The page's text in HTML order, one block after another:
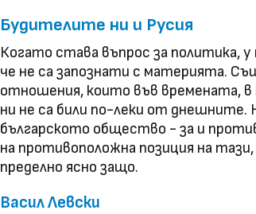
Будителите ни и Русия
Когато става въпрос за политика,
че не са запознати с материята.
отношения, които във времената,
ни не са били по-леки от днешните.
българското общество - за и
на противоположна позиция на
пределно ясно защо.
Васил Левски